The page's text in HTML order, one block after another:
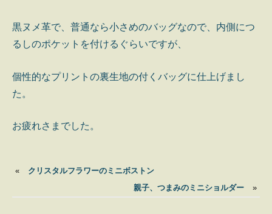
黒ヌメ革で、普通なら小さめのバッグなので、内側につ
るしのポケットを付けるぐらいですが、
個性的なプリントの裏生地の付くバッグに仕上げまし
た。
お疲れさまでした。
«
クリスタルフラワーのミニボストン
親子、つまみのミニショルダー
»